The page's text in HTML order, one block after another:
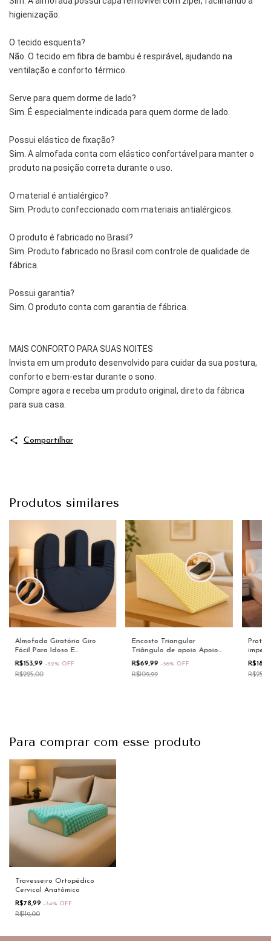
higienização.
O tecido esquenta?
Não. O tecido em fibra de bambu é respirável, ajudando na
ventilação e conforto térmico.
Serve para quem dorme de lado?
Sim. É especialmente indicada para quem dorme de lado.
Possui elástico de fixação?
Sim. A almofada conta com elástico confortável para manter o
produto na posição correta durante o uso.
O material é antialérgico?
Sim. Produto confeccionado com materiais antialérgicos.
O produto é fabricado no Brasil?
Sim. Produto fabricado no Brasil com controle de qualidade de
fábrica.
Possui garantia?
Sim. O produto conta com garantia de fábrica.
MAIS CONFORTO PARA SUAS NOITES
Invista em um produto desenvolvido para cuidar da sua postura,
conforto e bem-estar durante o sono.
Compre agora e receba um produto original, direto da fábrica
para sua casa.
Compartilhar
Produtos similares
Almofada Giratória Giro
Fácil Para Idoso E
Acamados com Capa
R$153,99 -32% OFF
R$225,00
Encosto Triangular
Triângulo de apoio Apoio
para as pernas
R$69,99 -36% OFF
R$109,99
Para comprar com esse produto
Travesseiro Ortopédico
Cervical Anatômico
R$78,99 -34% OFF
R$119,00